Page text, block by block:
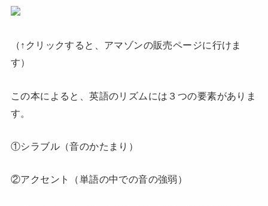
（↑クリックすると、アマゾンの販売ページに行けま
す）
この本によると、英語のリズムには３つの要素がありま
す。
①シラブル（音のかたまり）
②アクセント（単語の中での音の強弱）